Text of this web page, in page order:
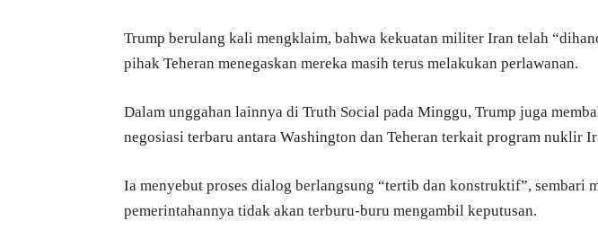
Trump berulang kali mengklaim, bahwa kekuatan militer Iran telah
pihak Teheran menegaskan mereka masih terus melakukan perlawanan.
Dalam unggahan lainnya di Truth Social pada Minggu, Trump juga
negosiasi terbaru antara Washington dan Teheran terkait program nuklir
Ia menyebut proses dialog berlangsung “tertib dan konstruktif”, sembari
pemerintahannya tidak akan terburu-buru mengambil keputusan.